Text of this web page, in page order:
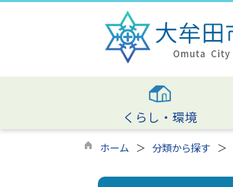
くらし・環境
ホーム 分類から探す